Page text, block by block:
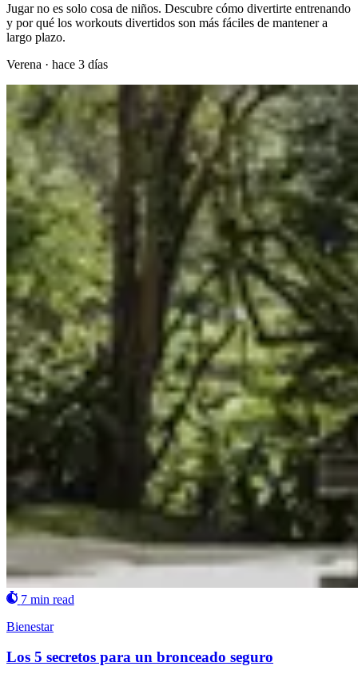
Jugar no es solo cosa de niños. Descubre cómo divertirte entrenando
y por qué los workouts divertidos son más fáciles de mantener a
largo plazo.
Verena · hace 3 días
7 min read
Bienestar
Los 5 secretos para un bronceado seguro